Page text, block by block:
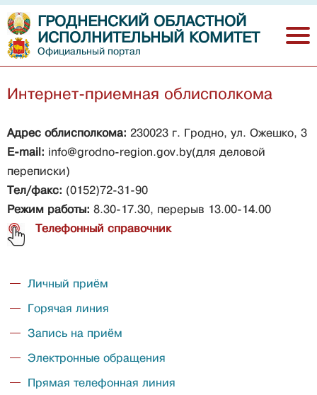
ГРОДНЕНСКИЙ ОБЛАСТНОЙ
ИСПОЛНИТЕЛЬНЫЙ КОМИТЕТ
Официальный портал
Интернет-приемная облисполкома
Адрес облисполкома: 230023 г. Гродно, ул. Ожешко, 3
E-mail: info@grodno-region.gov.by(для деловой
переписки)
Тел/факс: (0152)72-31-90
Режим работы: 8.30-17.30, перерыв 13.00-14.00
Телефонный справочник
Личный приём
Горячая линия
Запись на приём
Электронные обращения
Прямая телефонная линия